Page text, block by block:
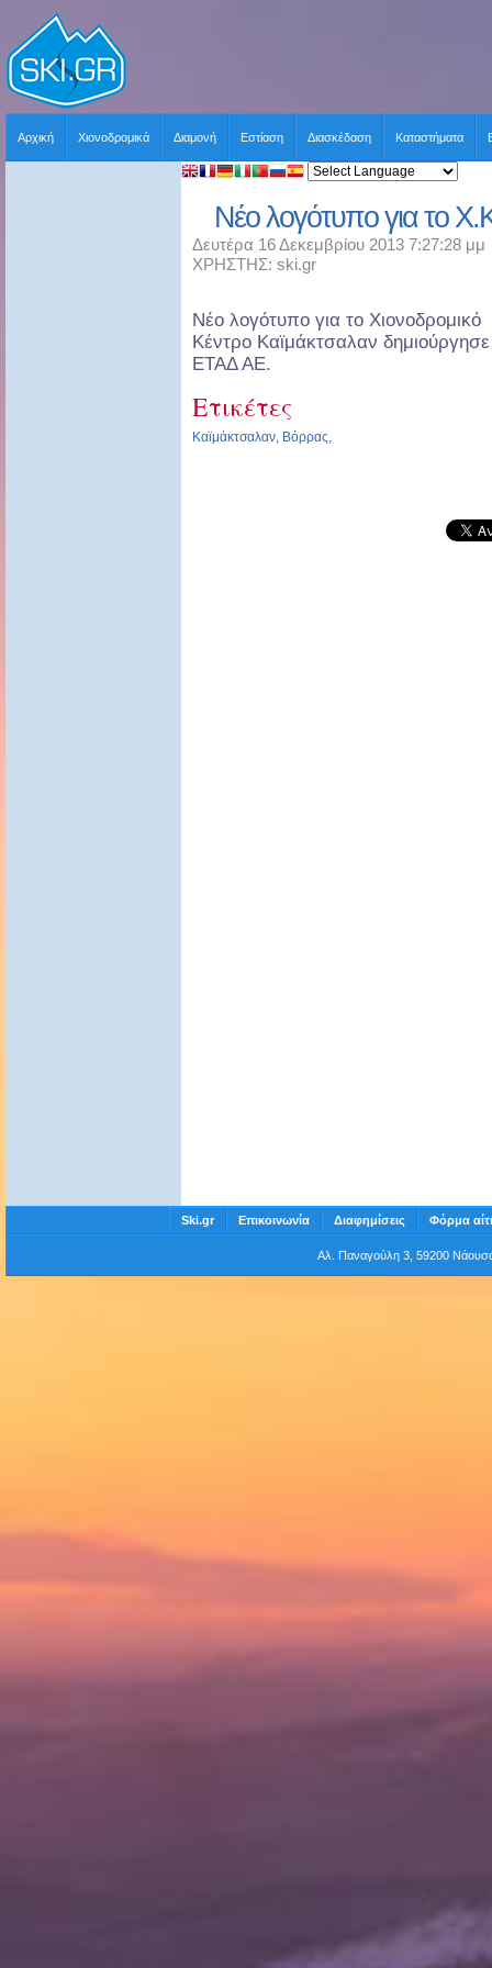
Αρχική Χιονοδρομικά Διαμονή Εστίαση Διασκέδαση Καταστήματα
Νέο λογότυπο για το
Δευτέρα 16 Δεκεμβρίου 2013 7:27:28 μμ
ΧΡΗΣΤΗΣ: ski.gr
Νέο λογότυπο για το Χιονοδρομικό
Κέντρο Καϊμάκτσαλαν
ΕΤΑΔ ΑΕ.
Ετικέτες
Καϊμάκτσαλαν, Βόρρας,
Ski.gr Επικοινωνία Διαφημίσεις Φόρμα
Αλ. Παναγούλη 3, 59200